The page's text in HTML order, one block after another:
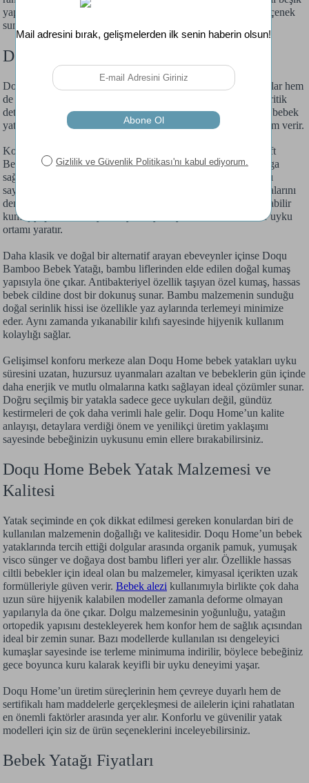
yapıları, oda büyüklükleri ve bebek gelişim evrelerine göre seçenek
sunarak karar verme sürecinizi kolaylaştırıyor.
Doqu Home Bebek Yatağı Özellikleri
Doğru bir bebek yatağı
hem bebeğinizin rahat uyumasını sağlar hem
de omurga gelişimi, nefes alma kapasitesi ve cilt sağlığı gibi kritik
detayları doğrudan etkiler. Doqu Home bu bilinçle geliştirdiği bebek
yataklarında konfor, güvenlik ve hijyen konularına büyük önem verir.
Koleksiyonun en dikkat çekici üyelerinden biri olan Visco Soft
Bebek Yatağı, bebeğin vücut formuna uyum sağlayarak omurga
sağlığını destekler. Isıya ve ağırlığa duyarlı visco sünger yapısı
sayesinde gece boyunca bebeğin duruşunu korur, basınç noktalarını
dengeler ve huzurlu bir uyku deneyimi sunar. Üstelik nefes alabilir
kumaş yapısı, terlemeyi önleyerek yaz aylarında bile ideal bir uyku
ortamı yaratır.
Daha klasik ve doğal bir alternatif arayan ebeveynler içinse Doqu
Bamboo Bebek Yatağı, bambu liflerinden elde edilen doğal kumaş
yapısıyla öne çıkar. Antibakteriyel özellik taşıyan özel kumaş, hassas
bebek cildine dost bir dokunuş sunar. Bambu malzemenin sunduğu
doğal serinlik hissi ise özellikle yaz aylarında terlemeyi minimize
eder. Aynı zamanda yıkanabilir kılıfı sayesinde hijyenik kullanım
kolaylığı sağlar.
Gelişimsel konforu merkeze alan Doqu Home bebek yatakları uyku
süresini uzatan, huzursuz uyanmaları azaltan ve bebeklerin gün içinde
daha enerjik ve mutlu olmalarına katkı sağlayan ideal çözümler sunar.
Doğru seçilmiş bir yatakla sadece gece uykuları değil, gündüz
kestirmeleri de çok daha verimli hale gelir. Doqu Home’un kalite
anlayışı, detaylara verdiği önem ve yenilikçi üretim yaklaşımı
sayesinde bebeğinizin uykusunu emin ellere bırakabilirsiniz.
Doqu Home Bebek Yatak Malzemesi ve
Kalitesi
Yatak seçiminde en çok dikkat edilmesi gereken konulardan biri de
kullanılan malzemenin doğallığı ve kalitesidir. Doqu Home’un bebek
yataklarında tercih ettiği dolgular arasında organik pamuk, yumuşak
visco sünger ve doğaya dost bambu lifleri yer alır. Özellikle hassas
ciltli bebekler için ideal olan bu malzemeler, kimyasal içerikten uzak
formülleriyle güven verir. Bebek alezi kullanımıyla birlikte çok daha
uzun süre hijyenik kalabilen modeller zamanla deforme olmayan
yapılarıyla da öne çıkar. Dolgu malzemesinin yoğunluğu, yatağın
ortopedik yapısını destekleyerek hem konfor hem de sağlık açısından
ideal bir zemin sunar. Bazı modellerde kullanılan ısı dengeleyici
kumaşlar sayesinde ise terleme minimuma indirilir, böylece bebeğiniz
gece boyunca kuru kalarak keyifli bir uyku deneyimi yaşar.
Doqu Home’un üretim süreçlerinin hem çevreye duyarlı hem de
sertifikalı ham maddelerle gerçekleşmesi de ailelerin içini rahatlatan
en önemli faktörler arasında yer alır. Konforlu ve güvenilir yatak
modelleri için siz de ürün seçeneklerini inceleyebilirsiniz.
Bebek Yatağı Fiyatları